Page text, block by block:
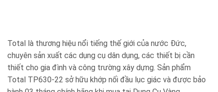
Total là thương hiệu nổi tiếng thế giới của nước Đức,
chuyên sản xuất các dụng cụ dân dụng, các thiết bị cần
thiết cho gia đình và công trường xây dựng. Sản phẩm
Total TP630-22 sở hữu khớp nối đầu lục giác và được bảo